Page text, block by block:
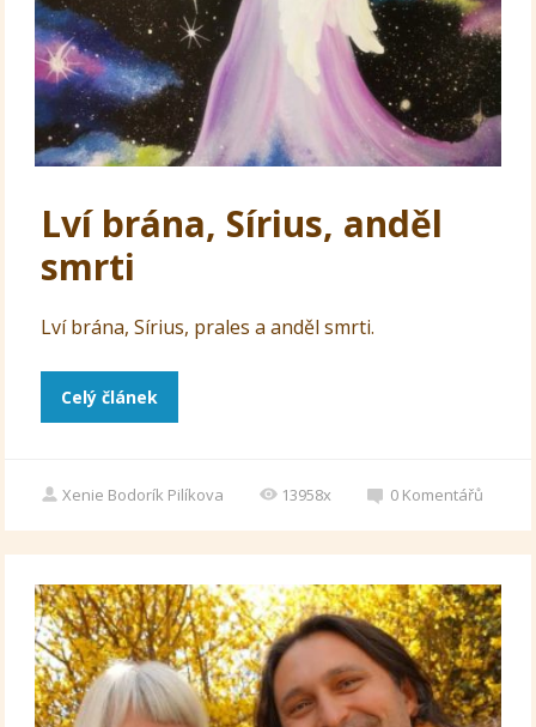
Lví brána, Sírius, anděl
smrti
Lví brána, Sírius, prales a anděl smrti.
Celý článek
Xenie Bodorík Pilíkova 13958x 0 Komentářů